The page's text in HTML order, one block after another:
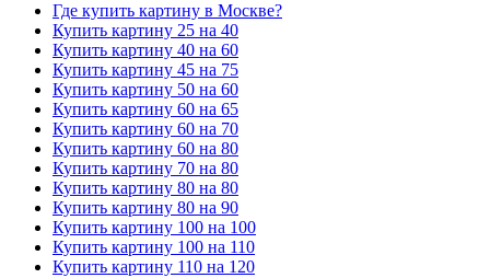
Где купить картину в Москве?
Купить картину 25 на 40
Купить картину 40 на 60
Купить картину 45 на 75
Купить картину 50 на 60
Купить картину 60 на 65
Купить картину 60 на 70
Купить картину 60 на 80
Купить картину 70 на 80
Купить картину 80 на 80
Купить картину 80 на 90
Купить картину 100 на 100
Купить картину 100 на 110
Купить картину 110 на 120